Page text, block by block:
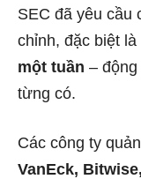
SEC đã yêu cầu
chỉnh, đặc biệt
một tuần –
từng có.
Các công ty
VanEck,